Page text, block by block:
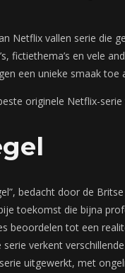
Netflix vallen serie die
fictiethema’s en vele
een unieke smaak
originele Netflix-
bedacht door de
toekomst die bijna
beoordelen tot een
verkent
uitgewerkt, met